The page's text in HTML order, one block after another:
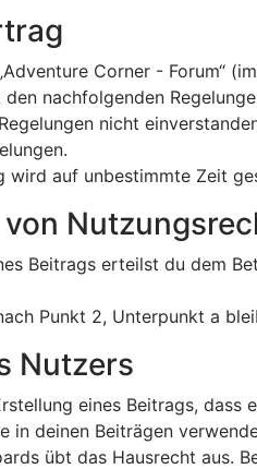
Corner - Forum“
nachfolgenden
nicht
wird auf unbestimmte Zeit
Beitrags erteilst du dem
Punkt 2, Unterpunkt a
Nutzers
eines Beitrags, dass
in deinen Beiträgen
übt das Hausrecht aus.